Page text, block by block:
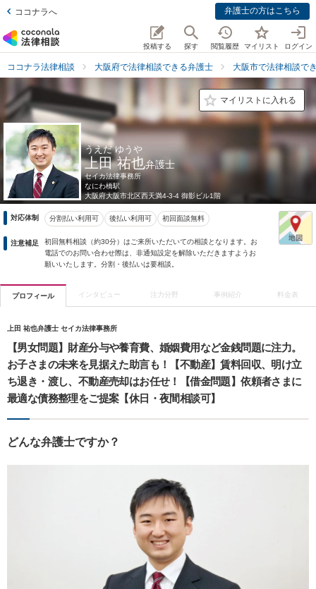
ココナラへ 弁護士の方はこちら
投稿する 探す 閲覧履歴 マイリスト ログイン
ココナラ法律相談 大阪府で法律相談できる弁護士 大阪市で法律相談で
マイリストに入れる
うえだ ゆうや
上田 祐也弁護士
セイカ法律事務所
なにわ橋駅
大阪府大阪市北区西天満4-3-4 御影ビル1階
対応体制 分割払い利用可 後払い利用可 初回面談無料
注意補足
初回無料相談（約30分）はご来所いただいての相談となります。お
電話でのお問い合わせ際は、非通知設定を解除いただきますようお
願いいたします。分割・後払いは要相談。
プロフィール インタビュー 注力分野 事例紹介 料金表
上田 祐也弁護士 セイカ法律事務所
【男女問題】財産分与や養育費、婚姻費用など金銭問題に注力。
お子さまの未来を見据えた助言も！【不動産】賃料回収、明け立
ち退き・渡し、不動産売却はお任せ！【借金問題】依頼者さまに
最適な債務整理をご提案【休日・夜間相談可】
どんな弁護士ですか？